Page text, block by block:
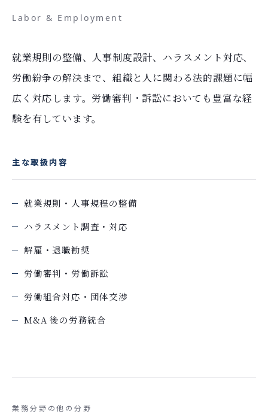
Labor & Employment
就業規則の整備、人事制度設計、ハラスメント対応、
労働紛争の解決まで、組織と人に関わる法的課題に幅
広く対応します。労働審判・訴訟においても豊富な経
験を有しています。
主な取扱内容
就業規則・人事規程の整備
ハラスメント調査・対応
解雇・退職勧奨
労働審判・労働訴訟
労働組合対応・団体交渉
M&A 後の労務統合
業務分野の他の分野